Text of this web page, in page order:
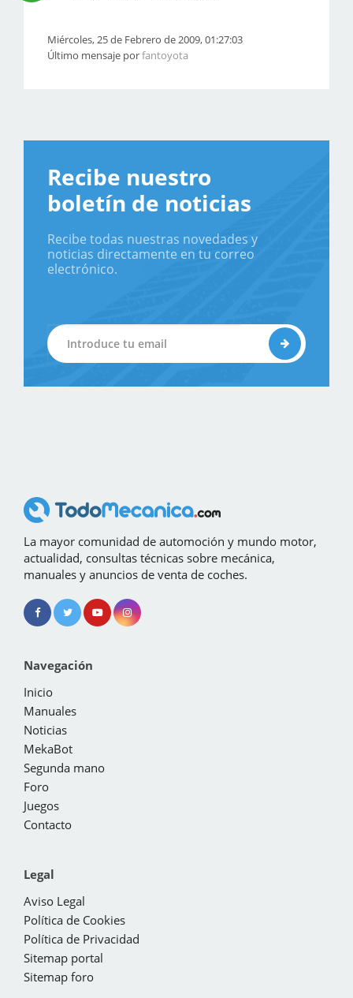
Miércoles, 25 de Febrero de 2009, 01:27:03
Último mensaje porfantoyota
Recibe nuestro
boletín de noticias
Recibe todas nuestras novedades y
noticias directamente en tu correo
electrónico.
La mayor comunidad de automoción y mundo motor,
actualidad, consultas técnicas sobre mecánica,
manuales y anuncios de venta de coches.
Navegación
Inicio
Manuales
Noticias
MekaBot
Segunda mano
Foro
Juegos
Contacto
Legal
Aviso Legal
Política de Cookies
Política de Privacidad
Sitemap portal
Sitemap foro